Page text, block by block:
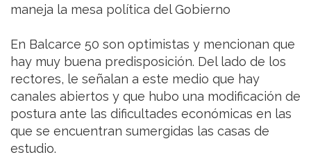
maneja la mesa política del Gobierno
En Balcarce 50 son optimistas y mencionan que
hay muy buena predisposición. Del lado de los
rectores, le señalan a este medio que hay
canales abiertos y que hubo una modificación de
postura ante las dificultades económicas en las
que se encuentran sumergidas las casas de
estudio.